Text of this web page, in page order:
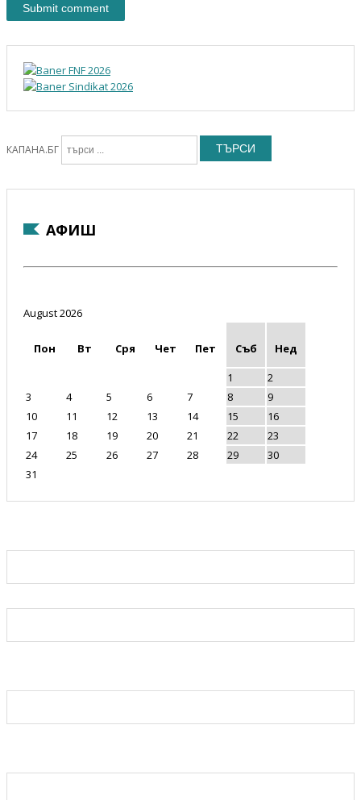
КАПАНА.БГ ТЪРСИ
АФИШ
August 2026
Пон Вт Сря Чет Пет Съб
Нед
1
2
3
4 5 6 7 8
9
10
11 12 13 14 15
16
17
18 19 20 21 22
23
24
25 26 27 28 29
30
31